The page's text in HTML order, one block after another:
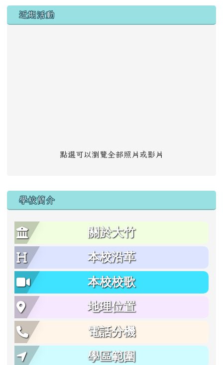
左邊區域內容
近期活動
點選可以瀏覽全部照片或影片
學校簡介
關於大竹
本校沿革
本校校歌
地理位置
電話分機
學區範圍